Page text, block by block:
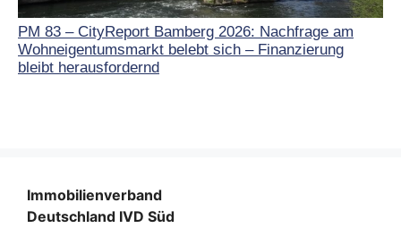
PM 83 – CityReport Bamberg 2026: Nachfrage am
Wohneigentumsmarkt belebt sich – Finanzierung
bleibt herausfordernd
Immobilienverband
Deutschland IVD Süd